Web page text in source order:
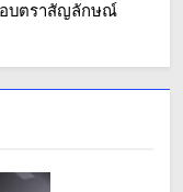
อบตราสัญลักษณ์